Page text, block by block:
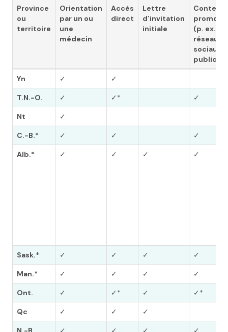
Province
ou
territoire
Orientation
par un ou
une
médecin
Accès
direct
Lettre
d’invitation
initiale
Contenu
(p. ex.
réseaux
sociaux,
Yn ✓ ✓
T.N.-O. ✓ ✓* ✓
Nt ✓
C.-B.* ✓ ✓ ✓
Alb.* ✓ ✓ ✓ ✓
Sask.* ✓ ✓ ✓ ✓
Man.* ✓ ✓ ✓ ✓
Ont. ✓ ✓* ✓ ✓*
Qc ✓ ✓ ✓